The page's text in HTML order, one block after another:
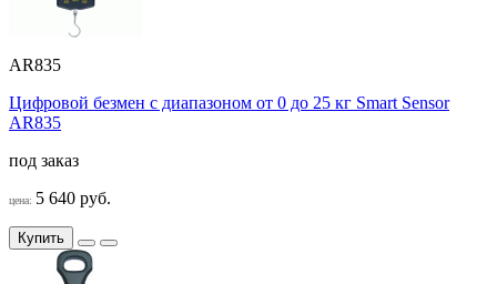
AR835
Цифровой безмен с диапазоном от 0 до 25 кг Smart Sensor
AR835
под заказ
цена: 5 640 руб.
Купить